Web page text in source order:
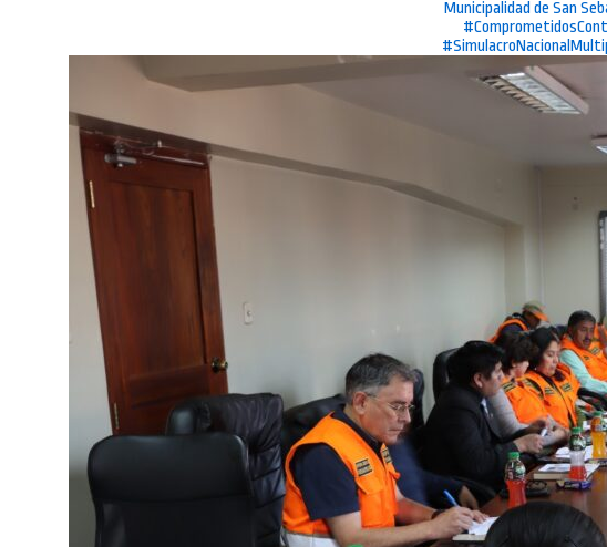
Municipalidad de San